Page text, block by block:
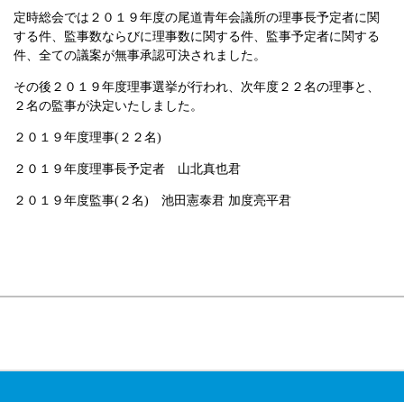
定時総会では２０１９年度の尾道青年会議所の理事長予定者に関
する件、監事数ならびに理事数に関する件、監事予定者に関する
件、全ての議案が無事承認可決されました。
その後２０１９年度理事選挙が行われ、次年度２２名の理事と、
２名の監事が決定いたしました。
２０１９年度理事(２２名)
２０１９年度理事長予定者 山北真也君
２０１９年度監事(２名) 池田憲泰君 加度亮平君